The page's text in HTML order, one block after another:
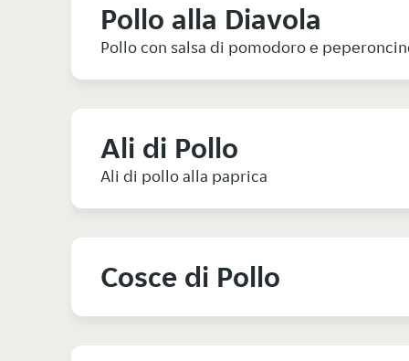
Pollo alla Diavola
Pollo con salsa di pomodoro e
Ali di Pollo
Ali di pollo alla paprica
Cosce di Pollo